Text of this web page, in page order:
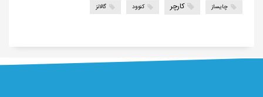
چایساز کارچر کنوود گالانز